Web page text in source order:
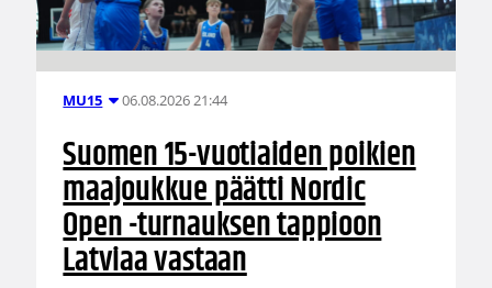
MU15 06.08.2026 21:44
Suomen 15-vuotiaiden poikien
maajoukkue päätti Nordic
Open -turnauksen tappioon
Latviaa vastaan